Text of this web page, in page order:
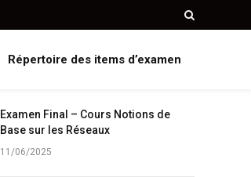
Répertoire des items d’examen
Examen Final – Cours Notions de
Base sur les Réseaux
11/06/2025